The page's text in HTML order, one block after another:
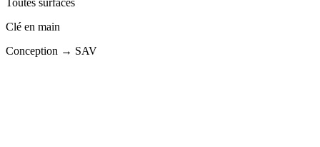
Clé en main
Conception → SAV